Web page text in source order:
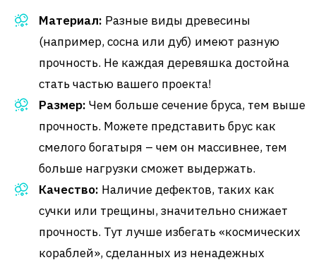
Материал: Разные виды древесины
(например, сосна или дуб) имеют разную
прочность. Не каждая деревяшка достойна
стать частью вашего проекта!
Размер: Чем больше сечение бруса, тем выше
прочность. Можете представить брус как
смелого богатыря – чем он массивнее, тем
больше нагрузки сможет выдержать.
Качество: Наличие дефектов, таких как
сучки или трещины, значительно снижает
прочность. Тут лучше избегать «космических
кораблей», сделанных из ненадежных